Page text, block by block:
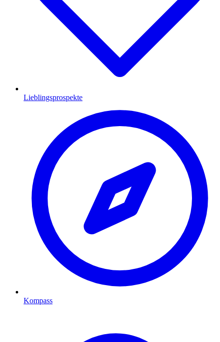
Lieblingsprospekte
Kompass